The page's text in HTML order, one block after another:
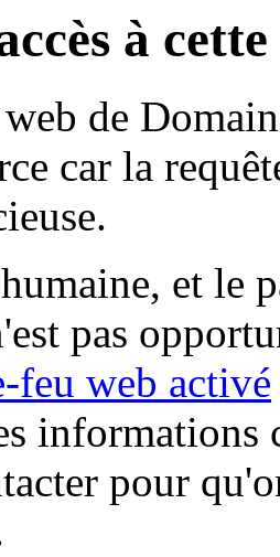
à
de
car la
et le
pas
feu web activé
informations
pour